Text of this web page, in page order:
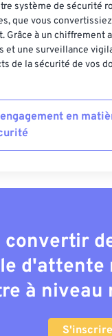
système de sécurité
que vous
Grâce à un chiffrement
et une surveillance
de la sécurité de vos
en
convertir
d'attente
à niveau
S'inscrire